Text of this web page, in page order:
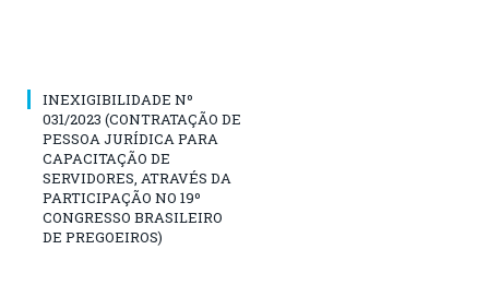
INEXIGIBILIDADE Nº
031/2023 (CONTRATAÇÃO DE
PESSOA JURÍDICA PARA
CAPACITAÇÃO DE
SERVIDORES, ATRAVÉS DA
PARTICIPAÇÃO NO 19º
CONGRESSO BRASILEIRO
DE PREGOEIROS)